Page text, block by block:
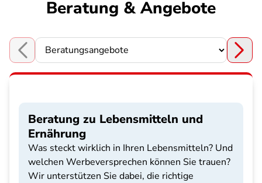
Beratung & Angebote
Choose a section
Beratung zu Lebensmitteln und
Ernährung
Was steckt wirklich in Ihren Lebensmitteln? Und
welchen Werbeversprechen können Sie trauen?
Wir unterstützen Sie dabei, die richtige